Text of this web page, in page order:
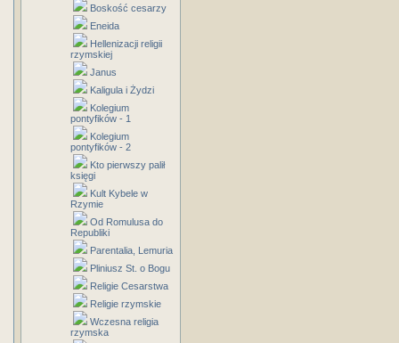
Boskość cesarzy
Eneida
Hellenizacji religii
rzymskiej
Janus
Kaligula i Żydzi
Kolegium
pontyfików - 1
Kolegium
pontyfików - 2
Kto pierwszy palił
księgi
Kult Kybele w
Rzymie
Od Romulusa do
Republiki
Parentalia, Lemuria
Pliniusz St. o Bogu
Religie Cesarstwa
Religie rzymskie
Wczesna religia
rzymska